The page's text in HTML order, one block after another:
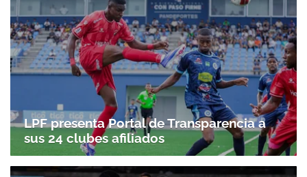
LPF presenta Portal de Transparencia a
sus 24 clubes afiliados